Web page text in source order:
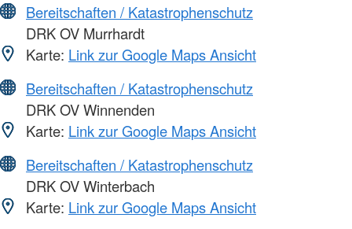
Bereitschaften / Katastrophenschutz
DRK OV Murrhardt
Karte: Link zur Google Maps Ansicht
Bereitschaften / Katastrophenschutz
DRK OV Winnenden
Karte: Link zur Google Maps Ansicht
Bereitschaften / Katastrophenschutz
DRK OV Winterbach
Karte: Link zur Google Maps Ansicht